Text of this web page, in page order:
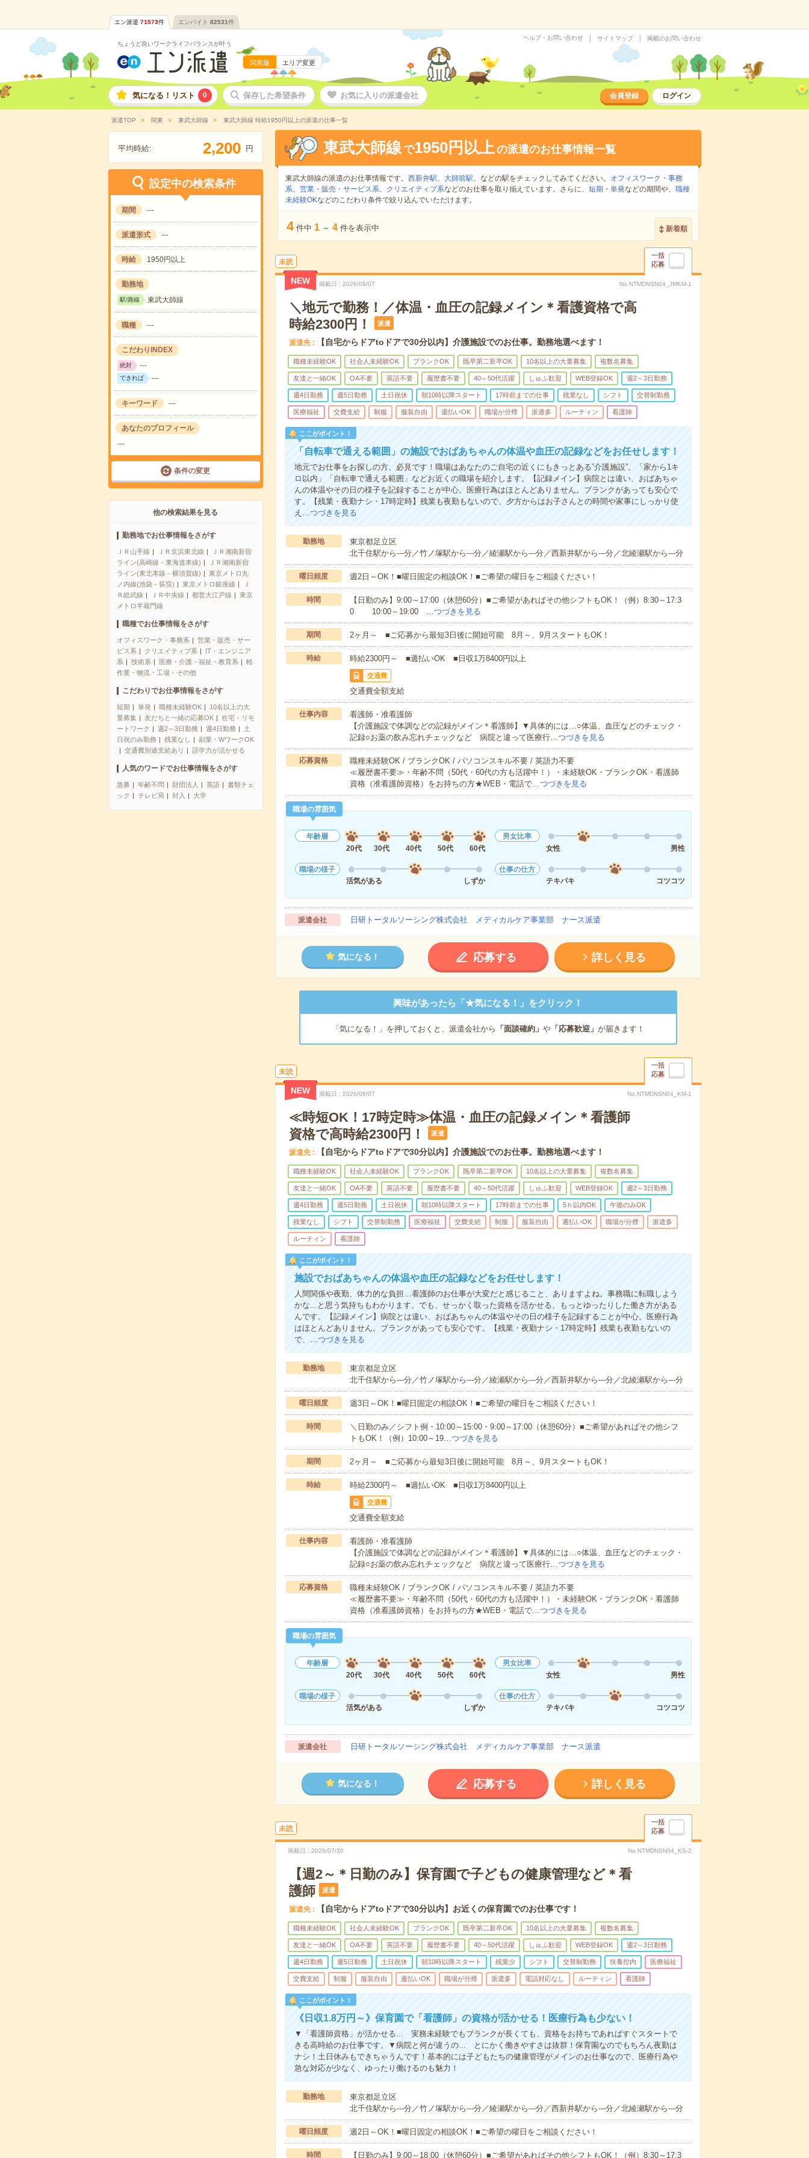
エン派遣 71573件 エンバイト 82531件
ちょうど良いワークライフバランスが叶う
関東版 エリア変更
ヘルプ・お問い合わせ サイトマップ 掲載のお問い合わせ
気になる！リスト 0 保存した希望条件 お気に入りの派遣会社 会員登録 ログイン
派遣TOP 関東 東武大師線 東武大師線 時給1950円以上の派遣の仕事一覧
平均時給: 2,200 円
設定中の検索条件
期間 ---
派遣形式 ---
時給 1950円以上
勤務地
駅/路線 東武大師線
職種 ---
こだわりINDEX
絶対 ---
できれば ---
キーワード ---
あなたのプロフィール
---
条件の変更
他の検索結果を見る
勤務地でお仕事情報をさがす
ＪＲ山手線 ＪＲ京浜東北線
ＪＲ湘南新宿
ライン(高崎線－東海道本線)
ＪＲ湘南新宿
ライン(東北本線－横須賀線)
東京メトロ丸
ノ内線(池袋－荻窪)
東京メトロ銀座線
Ｊ
Ｒ総武線
ＪＲ中央線 都営大江戸線
東京
メトロ半蔵門線
職種でお仕事情報をさがす
オフィスワーク・事務系
営業・販売・サー
ビス系
クリエイティブ系
IT・エンジニア
系
技術系 医療・介護・福祉・教育系
軽
作業・物流・工場・その他
こだわりでお仕事情報をさがす
短期 単発 職種未経験OK
10名以上の大
量募集
友だちと一緒の応募OK
在宅・リモ
ートワーク
週2～3日勤務 週4日勤務
土
日祝のみ勤務
残業なし
副業・WワークOK
交通費別途支給あり
語学力が活かせる
人気のワードでお仕事情報をさがす
急募 年齢不問 財団法人 英語
書類チェ
ック
テレビ局 封入 大学
東武大師線 で1950円以上の派遣のお仕事情報一覧
東武大師線の派遣のお仕事情報です。 西新井駅、 大師前駅、などの駅をチェックしてみてください。
オフィスワーク・事務
系、 営業・販売・サービス系、 クリエイティブ系などのお仕事を取り揃えています。さらに、 短期 ・ 単発などの期間や、 職種
未経験OKなどのこだわり条件で絞り込んでいただけます。
4 件中 1 ～ 4 件を表示中 新着順
未読
一括
応募
NEW 掲載日 2026/08/07 No.NTMDNSN04_JMKM-1
＼地元で勤務！／体温・血圧の記録メイン＊看護資格で高
時給2300円！
派遣
派遣先 【自宅からドアtoドアで30分以内】介護施設でのお仕事。勤務地選べます！
職種未経験OK 社会人未経験OK ブランクOK 既卒第二新卒OK 10名以上の大量募集 複数名募集
友達と一緒OK OA不要 英語不要 履歴書不要 40～50代活躍 しゅふ歓迎 WEB登録OK 週2～3日勤務
週4日勤務 週5日勤務 土日祝休 朝10時以降スタート 17時前までの仕事 残業なし シフト 交替制勤務
医療福祉 交費支給 制服 服装自由 週払いOK 職場が分煙 派遣多 ルーティン 看護師
ここがポイント！
「自転車で通える範囲」の施設でおばあちゃんの体温や血圧の記録などをお任せします！
地元でお仕事をお探しの方、必見です！職場はあなたのご自宅の近くにもきっとある”介護施設”。「家から1キ
ロ以内」「自転車で通える範囲」などお近くの職場を紹介します。【記録メイン】病院とは違い、おばあちゃ
んの体温やその日の様子を記録することが中心。医療行為はほとんどありません。ブランクがあっても安心で
す。【残業・夜勤ナシ・17時定時】残業も夜勤もないので、夕方からはお子さんとの時間や家事にしっかり使
え…つづきを見る
勤務地
東京都足立区
北千住駅から---分／竹ノ塚駅から---分／綾瀬駅から---分／西新井駅から---分／北綾瀬駅から---分
曜日頻度 週2日～OK！■曜日固定の相談OK！■ご希望の曜日をご相談ください！
時間
【日勤のみ】9:00～17:00（休憩60分）■ご希望があればその他シフトもOK！（例）8:30～17:3
0 10:00～19:00 …つづきを見る
期間 2ヶ月～ ■ご応募から最短3日後に開始可能 8月～、9月スタートもOK！
時給 時給2300円～ ■週払いOK ■日収1万8400円以上
交通費
交通費全額支給
仕事内容
看護師・准看護師
【介護施設で体調などの記録がメイン＊看護師】▼具体的には…○体温、血圧などのチェック・
記録○お薬の飲み忘れチェックなど 病院と違って医療行…つづきを見る
応募資格
職種未経験OK / ブランクOK / パソコンスキル不要 / 英語力不要
≪履歴書不要≫・年齢不問（50代・60代の方も活躍中！）・未経験OK・ブランクOK・看護師
資格（准看護師資格）をお持ちの方★WEB・電話で…つづきを見る
職場の雰囲気
年齢層
20代
30代 40代 50代 60代
男女比率
女性
男性
職場の様子
活気がある
しずか
仕事の仕方
テキパキ
コツコツ
派遣会社 日研トータルソーシング株式会社 メディカルケア事業部 ナース派遣
気になる！ 応募する 詳しく見る
興味があったら「★気になる！」をクリック！
「気になる！」を押しておくと、派遣会社から 「面談確約」 や「応募歓迎」 が届きます！
未読
一括
応募
NEW 掲載日 2026/08/07 No.NTMDNSN04_KM-1
≪時短OK！17時定時≫体温・血圧の記録メイン＊看護師
資格で高時給2300円！
派遣
派遣先 【自宅からドアtoドアで30分以内】介護施設でのお仕事。勤務地選べます！
職種未経験OK 社会人未経験OK ブランクOK 既卒第二新卒OK 10名以上の大量募集 複数名募集
友達と一緒OK OA不要 英語不要 履歴書不要 40～50代活躍 しゅふ歓迎 WEB登録OK 週2～3日勤務
週4日勤務 週5日勤務 土日祝休 朝10時以降スタート 17時前までの仕事 5ｈ以内OK 午後のみOK
残業なし シフト 交替制勤務 医療福祉 交費支給 制服 服装自由 週払いOK 職場が分煙 派遣多
ルーティン 看護師
ここがポイント！
施設でおばあちゃんの体温や血圧の記録などをお任せします！
人間関係や夜勤、体力的な負担…看護師のお仕事が大変だと感じること、ありますよね。事務職に転職しよう
かな...と思う気持ちもわかります。でも、せっかく取った資格を活かせる、もっとゆったりした働き方がある
んです。【記録メイン】病院とは違い、おばあちゃんの体温やその日の様子を記録することが中心。医療行為
はほとんどありません。ブランクがあっても安心です。【残業・夜勤ナシ・17時定時】残業も夜勤もないの
で、…つづきを見る
勤務地
東京都足立区
北千住駅から---分／竹ノ塚駅から---分／綾瀬駅から---分／西新井駅から---分／北綾瀬駅から---分
曜日頻度 週3日～OK！■曜日固定の相談OK！■ご希望の曜日をご相談ください！
時間
＼日勤のみ／シフト例・10:00～15:00・9:00～17:00（休憩60分）■ご希望があればその他シフ
トもOK！（例）10:00～19…つづきを見る
期間 2ヶ月～ ■ご応募から最短3日後に開始可能 8月～、9月スタートもOK！
時給 時給2300円～ ■週払いOK ■日収1万8400円以上
交通費
交通費全額支給
仕事内容
看護師・准看護師
【介護施設で体調などの記録がメイン＊看護師】▼具体的には…○体温、血圧などのチェック・
記録○お薬の飲み忘れチェックなど 病院と違って医療行…つづきを見る
応募資格
職種未経験OK / ブランクOK / パソコンスキル不要 / 英語力不要
≪履歴書不要≫・年齢不問（50代・60代の方も活躍中！）・未経験OK・ブランクOK・看護師
資格（准看護師資格）をお持ちの方★WEB・電話で…つづきを見る
職場の雰囲気
年齢層
20代
30代 40代 50代 60代
男女比率
女性
男性
職場の様子
活気がある
しずか
仕事の仕方
テキパキ
コツコツ
派遣会社 日研トータルソーシング株式会社 メディカルケア事業部 ナース派遣
気になる！ 応募する 詳しく見る
未読
一括
応募
掲載日 2026/07/30 No.NTMDNSN04_KS-2
【週2～＊日勤のみ】保育園で子どもの健康管理など＊看
護師
派遣
派遣先 【自宅からドアtoドアで30分以内】お近くの保育園でのお仕事です！
職種未経験OK 社会人未経験OK ブランクOK 既卒第二新卒OK 10名以上の大量募集 複数名募集
友達と一緒OK OA不要 英語不要 履歴書不要 40～50代活躍 しゅふ歓迎 WEB登録OK 週2～3日勤務
週4日勤務 週5日勤務 土日祝休 朝10時以降スタート 残業少 シフト 交替制勤務 扶養控内 医療福祉
交費支給 制服 服装自由 週払いOK 職場が分煙 派遣多 電話対応なし ルーティン 看護師
ここがポイント！
《日収1.8万円～》保育園で「看護師」の資格が活かせる！医療行為も少ない！
▼「看護師資格」が活かせる... 実務未経験でもブランクが長くても、資格をお持ちであればすぐスタートで
きる高時給のお仕事です。▼病院と何が違うの... とにかく働きやすさは抜群！保育園なのでもちろん夜勤は
ナシ！土日休みもできちゃうんです！基本的には子どもたちの健康管理がメインのお仕事なので、医療行為や
急な対応が少なく、ゆったり働けるのも魅力！
勤務地
東京都足立区
北千住駅から---分／竹ノ塚駅から---分／綾瀬駅から---分／西新井駅から---分／北綾瀬駅から---分
曜日頻度 週2日～OK！■曜日固定の相談OK！■ご希望の曜日をご相談ください！
時間 【日勤のみ】9:00～18:00（休憩60分）■ご希望があればその他シフトもOK！（例）8:30～17:3